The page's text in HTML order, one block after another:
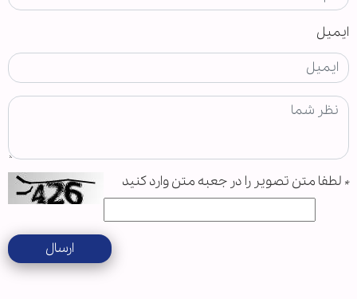
ایمیل
* لطفا متن تصویر را در جعبه متن وارد کنید
ارسال